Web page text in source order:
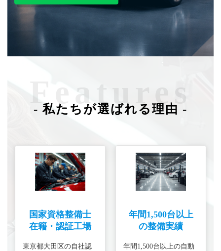
Features
- 私たちが選ばれる理由 -
国家資格整備士
在籍・認証工場
東京都大田区の自社認
年間1,500台以上
の整備実績
年間1,500台以上の自動